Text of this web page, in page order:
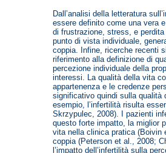
Dall’analisi della letteratura
essere definito come una vera
di frustrazione, stress, e
punto di vista individuale,
coppia. Infine, ricerche recenti
riferimento alla definizione di
percezione individuale della
interessi. La qualità della vita
appartenenza e le credenze
significativo quindi sulla qualità
esempio, l’infertilità risulta
Skrzypulec, 2008). I pazienti
questo forte impatto, la miglior
vita nella clinica pratica (Boivin
coppia (Peterson et al., 2008;
l’impatto dell’infertilità sulla